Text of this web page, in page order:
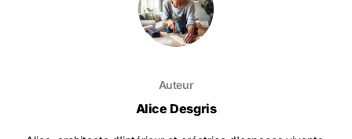
Auteur
Alice Desgris